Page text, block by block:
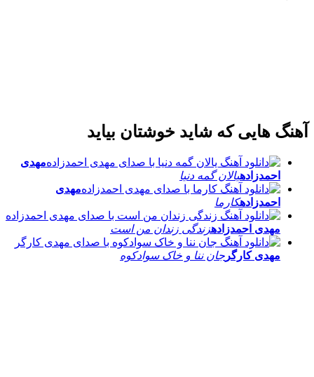
آهنگ هایی که شاید خوشتان بیاید
مهدی
احمدزادهیالان گمه دنیا
مهدی
احمدزادهکارما
مهدی احمدزادهزندگی زندان من است
مهدی کارگر جان ننا و خاک سوادکوه